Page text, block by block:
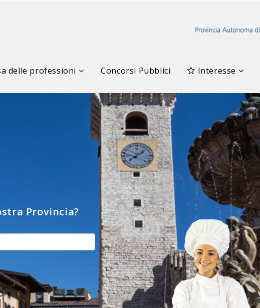
delle professioni Concorsi Pubblici Interesse
Provincia?
Professioni